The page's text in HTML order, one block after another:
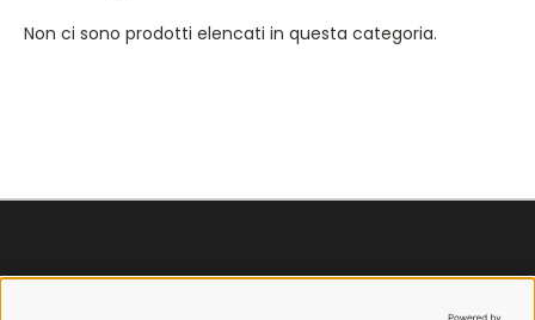
Non ci sono prodotti elencati in questa categoria.
SPEDIZIONI